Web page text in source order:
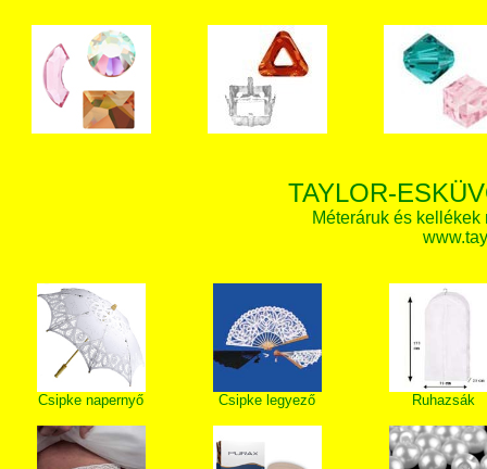
TAYLOR-
Méteráruk és
Csipke napernyő Csipke legyező Ruhazsák